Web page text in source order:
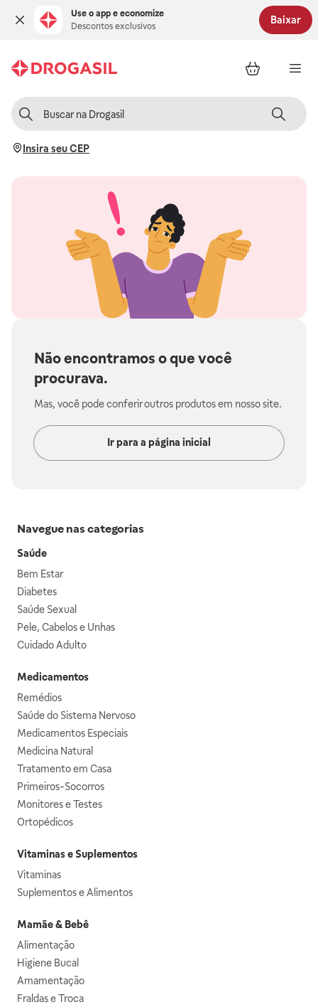
Use o app e economize
Descontos exclusivos
Baixar
Insira seu CEP
Não encontramos o que você
procurava.
Mas, você pode conferir outros produtos em nosso site.
Ir para a página inicial
Navegue nas categorias
Saúde
Bem Estar
Diabetes
Saúde Sexual
Pele, Cabelos e Unhas
Cuidado Adulto
Medicamentos
Remédios
Saúde do Sistema Nervoso
Medicamentos Especiais
Medicina Natural
Tratamento em Casa
Primeiros-Socorros
Monitores e Testes
Ortopédicos
Vitaminas e Suplementos
Vitaminas
Suplementos e Alimentos
Mamãe & Bebê
Alimentação
Higiene Bucal
Amamentação
Fraldas e Troca